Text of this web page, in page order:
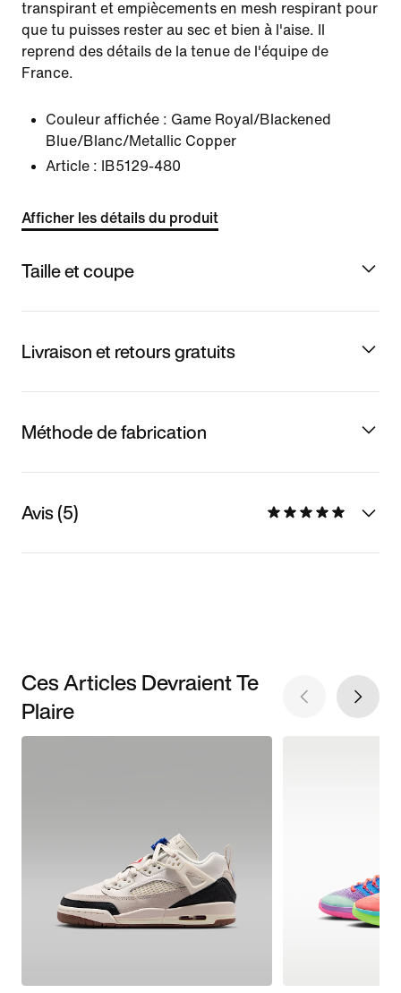
transpirant et empiècements en mesh respirant pour
que tu puisses rester au sec et bien à l'aise. Il
reprend des détails de la tenue de l'équipe de
France.
Couleur affichée : Game Royal/Blackened
Blue/Blanc/Metallic Copper
Article :
IB5129-480
Afficher les détails du produit
Taille et coupe
Livraison et retours gratuits
Méthode de fabrication
Avis (5)
Ces Articles Devraient Te
Plaire